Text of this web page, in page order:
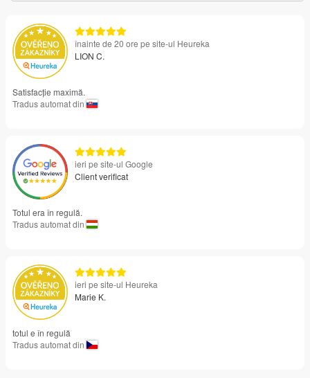
înainte de 20 ore pe site-ul Heureka
LION C.
Satisfacție maximă.
Tradus automat din
ieri pe site-ul Google
Client verificat
Totul era în regulă.
Tradus automat din
ieri pe site-ul Heureka
Marie K.
totul e în regulă
Tradus automat din